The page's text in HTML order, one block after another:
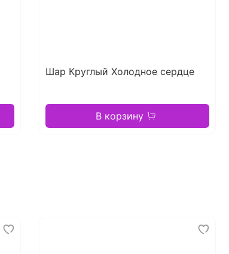
Шар Круглый Холодное сердце
В корзину